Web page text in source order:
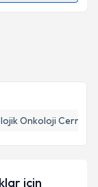
Onkoloji Cerrahisi
talebi
için bir
belirtilen
için